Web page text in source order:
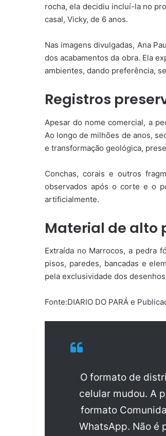
rocha, ela decidiu incluí-la no
casal, Vicky, de 6 anos.
Nas imagens divulgadas, Ana
dos acabamentos da obra. Ela
ambientes, dando preferência,
Registros
Apesar do nome comercial, a
Ao longo de milhões de anos,
e transformação geológica,
Conchas, corais e outros
observados após o corte e o
artificialmente.
Material de alto
Extraída no Marrocos, a pedra
pisos, paredes, bancadas e
pela exclusividade dos
Fonte:DIARIO DO PARÁ e
O formato de
celular mudou. A
formato
WhatsApp. Não é